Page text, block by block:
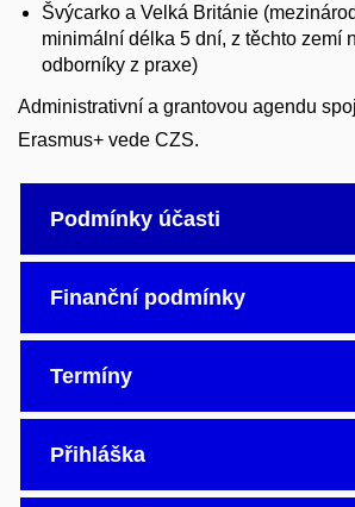
Švýcarko a Velká Británie
minimální délka 5 dní, z těchto zemí
odborníky z praxe)
Administrativní a grantovou agendu
Erasmus+ vede CZS.
Podmínky účasti
Finanční podmínky
Termíny
Přihláška